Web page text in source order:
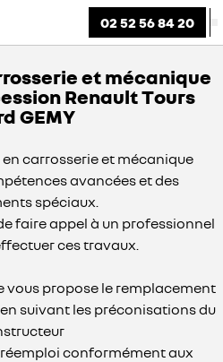
02 52 56 84 20
et mécanique
Renault Tours
GEMY
carrosserie et mécanique
avancées et des
spéciaux.
faire appel à un professionnel
ces travaux.
vous propose le remplacement
suivant les préconisations du
conformément aux